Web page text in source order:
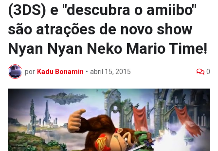
(3DS) e "descubra o amiibo"
são atrações de novo show
Nyan Nyan Neko Mario Time!
por Kadu Bonamin • abril 15, 2015 0